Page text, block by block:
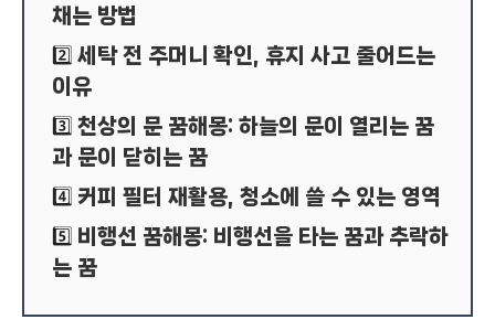
채는 방법
2️⃣ 세탁 전 주머니 확인, 휴지 사고 줄어드는
이유
3️⃣ 천상의 문 꿈해몽: 하늘의 문이 열리는 꿈
과 문이 닫히는 꿈
4️⃣ 커피 필터 재활용, 청소에 쓸 수 있는 영역
5️⃣ 비행선 꿈해몽: 비행선을 타는 꿈과 추락하
는 꿈